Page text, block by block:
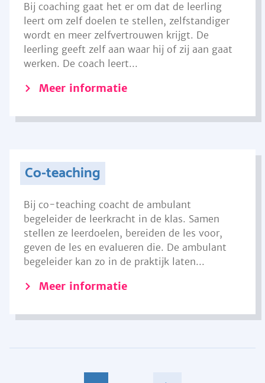
Bij coaching gaat het er om dat de leerling
leert om zelf doelen te stellen, zelfstandiger
wordt en meer zelfvertrouwen krijgt. De
leerling geeft zelf aan waar hij of zij aan gaat
werken. De coach leert...
Meer informatie
Co-teaching
Bij co-teaching coacht de ambulant
begeleider de leerkracht in de klas. Samen
stellen ze leerdoelen, bereiden de les voor,
geven de les en evalueren die. De ambulant
begeleider kan zo in de praktijk laten...
Meer informatie